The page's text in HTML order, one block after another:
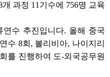
과정 11기수에 756명 교육
연수 추진입니다. 올해 중국
수 8회, 볼리비아, 나이지리
를 진행하여 도-외국공무원